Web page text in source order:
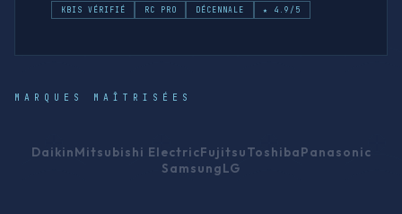
KBIS VÉRIFIÉ RC PRO DÉCENNALE ★ 4.9/5
MARQUES MAÎTRISÉES
DaikinMitsubishi ElectricFujitsuToshibaPanasonic
SamsungLG